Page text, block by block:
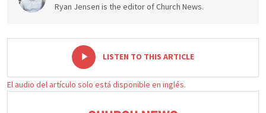
Ryan Jensen is the editor of Church News.
LISTEN TO THIS ARTICLE
El audio del artículo solo está disponible en inglés.